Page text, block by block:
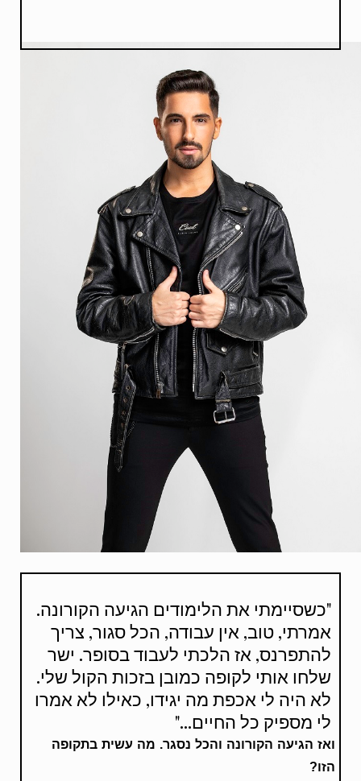
"כשסיימתי את הלימודים הגיעה הקורונה.
אמרתי, טוב, אין עבודה, הכל סגור, צריך
להתפרנס, אז הלכתי לעבוד בסופר. ישר
שלחו אותי לקופה כמובן בזכות הקול שלי.
לא היה לי אכפת מה יגידו, כאילו לא אמרו
לי מספיק כל החיים..."
ואז הגיעה הקורונה והכל נסגר. מה עשית בתקופה
הזו?